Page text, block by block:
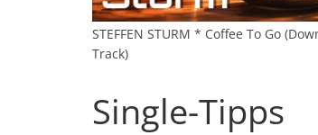
STEFFEN STURM * Coffee To Go
Track)
Single-Tipps